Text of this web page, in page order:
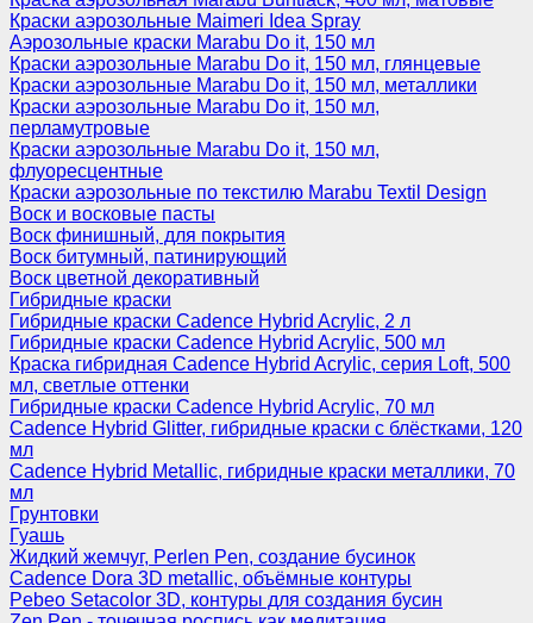
Краски аэрозольные Maimeri Idea Spray
Аэрозольные краски Marabu Do it, 150 мл
Краски аэрозольные Marabu Do it, 150 мл, глянцевые
Краски аэрозольные Marabu Do it, 150 мл, металлики
Краски аэрозольные Marabu Do it, 150 мл,
перламутровые
Краски аэрозольные Marabu Do it, 150 мл,
флуоресцентные
Краски аэрозольные по текстилю Marabu Textil Design
Воск и восковые пасты
Воск финишный, для покрытия
Воск битумный, патинирующий
Воск цветной декоративный
Гибридные краски
Гибридные краски Cadence Hybrid Acrylic, 2 л
Гибридные краски Cadence Hybrid Acrylic, 500 мл
Краска гибридная Cadence Hybrid Acrylic, серия Loft, 500
мл, светлые оттенки
Гибридные краски Cadence Hybrid Acrylic, 70 мл
Cadence Hybrid Glitter, гибридные краски с блёстками, 120
мл
Cadence Hybrid Metallic, гибридные краски металлики, 70
мл
Грунтовки
Гуашь
Жидкий жемчуг, Perlen Pen, создание бусинок
Cadence Dora 3D metallic, объёмные контуры
Pebeo Setacolor 3D, контуры для создания бусин